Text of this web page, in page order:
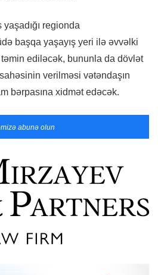
regionda
başqa yaşayış yeri ilə əvvəlki
ediləcək, bununla da dövlət
verilməsi vətəndaşın
bərpasına xidmət edəcək.
abunə olun